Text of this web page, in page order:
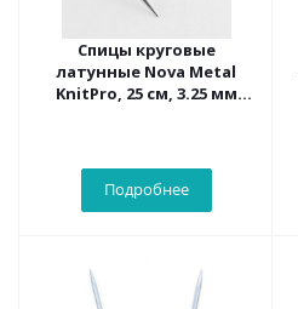
Спицы круговые
латунные Nova Metal
KnitPro, 25 см, 3.25 мм
Подробнее